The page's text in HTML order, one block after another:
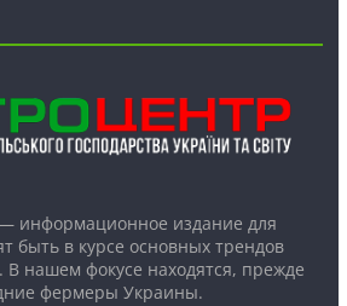
информационное издание для
быть в курсе основных трендов
В нашем фокусе находятся, прежде
фермеры Украины.